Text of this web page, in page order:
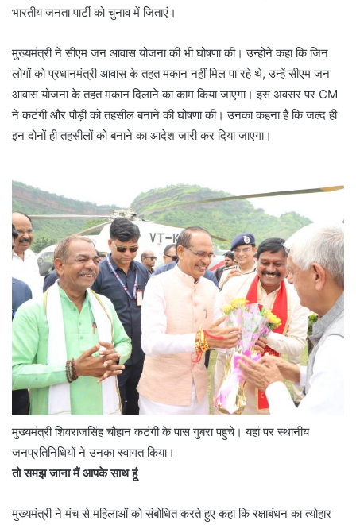
भारतीय जनता पार्टी को चुनाव में जिताएं।
मुख्यमंत्री ने सीएम जन आवास योजना की भी घोषणा की। उन्होंने कहा कि जिन
लोगों को प्रधानमंत्री आवास के तहत मकान नहीं मिल पा रहे थे, उन्हें सीएम जन
आवास योजना के तहत मकान दिलाने का काम किया जाएगा। इस अवसर पर CM
ने कटंगी और पौड़ी को तहसील बनाने की घोषणा की। उनका कहना है कि जल्द ही
इन दोनों ही तहसीलों को बनाने का आदेश जारी कर दिया जाएगा।
मुख्यमंत्री शिवराजसिंह चौहान कटंगी के पास गुबरा पहुंचे। यहां पर स्थानीय
जनप्रतिनिधियों ने उनका स्वागत किया।
तो समझ जाना मैं आपके साथ हूं
मुख्यमंत्री ने मंच से महिलाओं को संबोधित करते हुए कहा कि रक्षाबंधन का त्योहार